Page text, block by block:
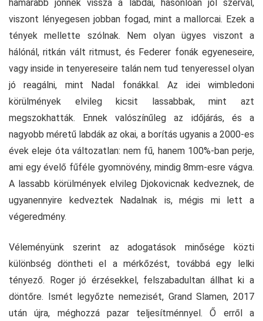
hamarabb jönnek vissza a labdái, hasonlóan jól szervál,
viszont lényegesen jobban fogad, mint a mallorcai. Ezek a
tények mellette szólnak. Nem olyan ügyes viszont a
hálónál, ritkán vált ritmust, és Federer fonák egyeneseire,
vagy inside in tenyereseire talán nem tud tenyeressel olyan
jó reagálni, mint Nadal fonákkal. Az idei wimbledoni
körülmények elvileg kicsit lassabbak, mint azt
megszokhatták. Ennek valószínűleg az időjárás, és a
nagyobb méretű labdák az okai, a borítás ugyanis a 2000-es
évek eleje óta változatlan: nem fű, hanem 100%-ban perje,
ami egy évelő fűféle gyomnövény, mindig 8mm-esre vágva.
A lassabb körülmények elvileg Djokovicnak kedveznek, de
ugyanennyire kedveztek Nadalnak is, mégis mi lett a
végeredmény.
Véleményünk szerint az adogatások minősége közti
különbség döntheti el a mérkőzést, továbbá egy lelki
tényező. Roger jó érzésekkel, felszabadultan állhat ki a
döntőre. Ismét legyőzte nemezisét, Grand Slamen, 2017
után újra, méghozzá pazar teljesítménnyel. Ő erről a